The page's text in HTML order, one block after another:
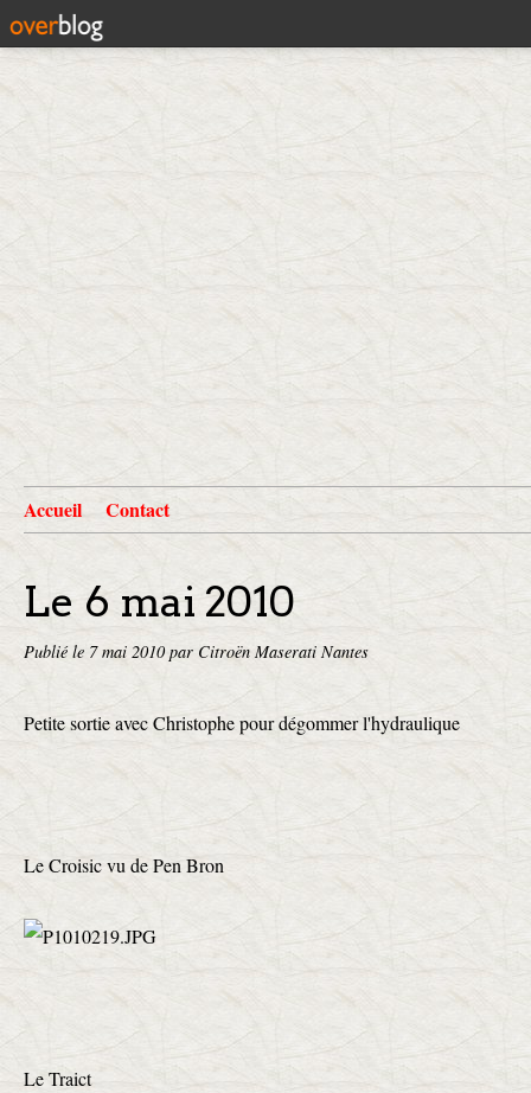
Accueil Contact
Le 6 mai 2010
Publié le 7 mai 2010par Citroën Maserati Nantes
Petite sortie avec Christophe pour dégommer l'hydraulique
Le Croisic vu de Pen Bron
Le Traict